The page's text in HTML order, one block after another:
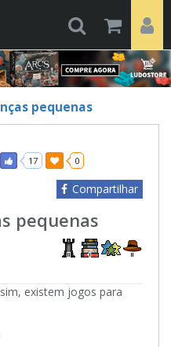
pequenas
17 0
Compartilhar
pequenas
existem jogos para